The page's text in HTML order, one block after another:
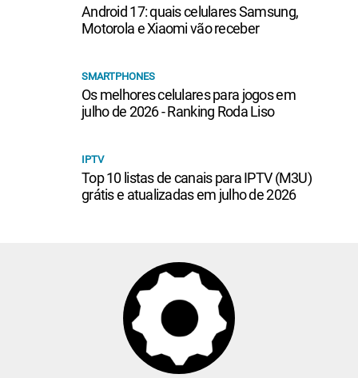
Android 17: quais celulares Samsung,
Motorola e Xiaomi vão receber
SMARTPHONES
Os melhores celulares para jogos em
julho de 2026 - Ranking Roda Liso
IPTV
Top 10 listas de canais para IPTV (M3U)
grátis e atualizadas em julho de 2026